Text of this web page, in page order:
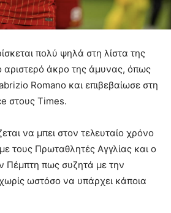
πολύ ψηλά στη λίστα της
αριστερό άκρο της άμυνας, όπως
Romano και επιβεβαίωσε στη
στους Times.
να μπει στον τελευταίο χρόνο
τους Πρωταθλητές Αγγλίας και ο
Πέμπτη πως συζητά με την
ωστόσο να υπάρχει κάποια